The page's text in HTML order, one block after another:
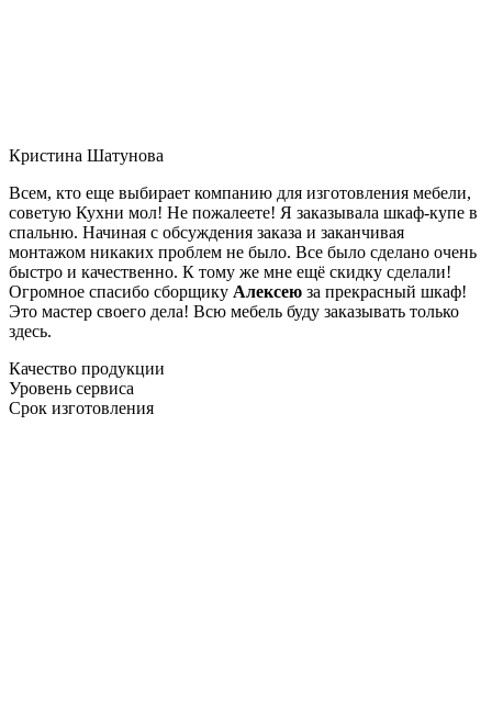
Кристина Шатунова
Всем, кто еще выбирает компанию для изготовления мебели,
советую Кухни мол! Не пожалеете! Я заказывала шкаф-купе в
спальню. Начиная с обсуждения заказа и заканчивая
монтажом никаких проблем не было. Все было сделано очень
быстро и качественно. К тому же мне ещё скидку сделали!
Огромное спасибо сборщику Алексею за прекрасный шкаф!
Это мастер своего дела! Всю мебель буду заказывать только
здесь.
Качество продукции
Уровень сервиса
Срок изготовления